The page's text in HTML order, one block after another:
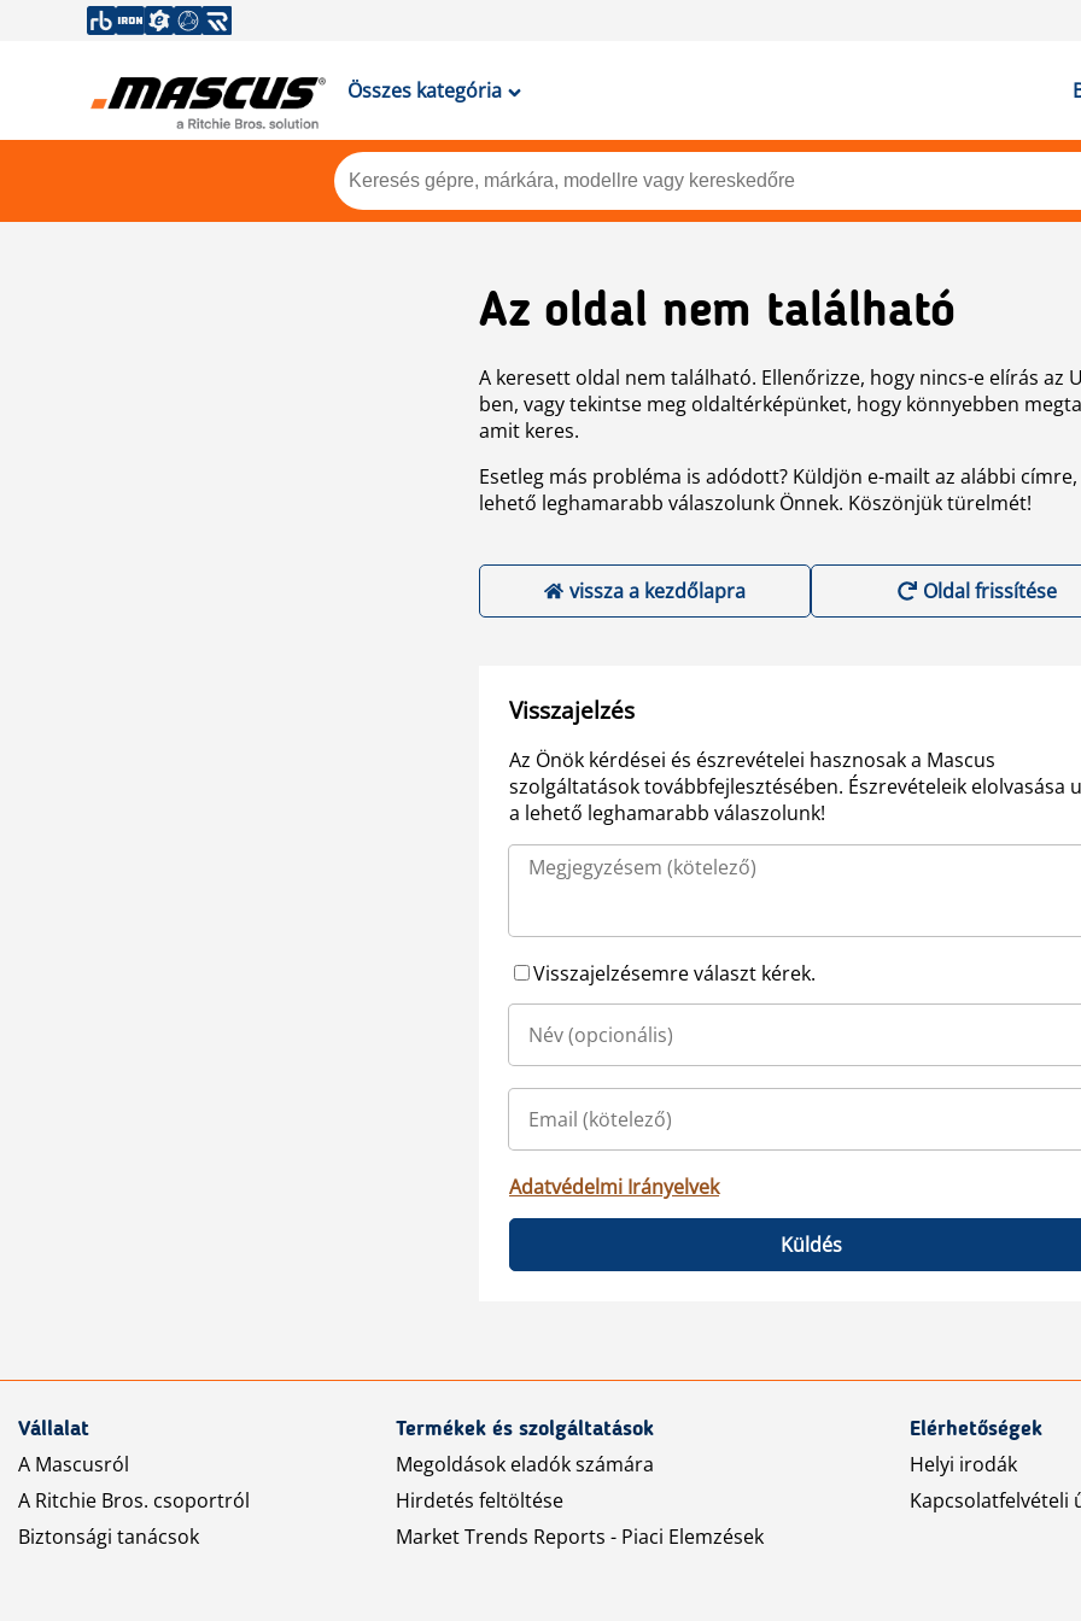
Összes kategória
Az oldal nem található
A keresett oldal nem található. Ellenőrizze, hogy nincs-e elírás az
ben, vagy tekintse meg oldaltérképünket, hogy könnyebben
amit keres.
Esetleg más probléma is adódott? Küldjön e-mailt az alábbi címre,
lehető leghamarabb válaszolunk Önnek. Köszönjük türelmét!
vissza a kezdőlapra Oldal frissítése
Visszajelzés
Az Önök kérdései és észrevételei hasznosak a Mascus
szolgáltatások továbbfejlesztésében. Észrevételeik elolvasása
a lehető leghamarabb válaszolunk!
Visszajelzésemre választ kérek.
Adatvédelmi Irányelvek
Küldés
Vállalat
A Mascusról
A Ritchie Bros. csoportról
Biztonsági tanácsok
Termékek és szolgáltatások
Megoldások eladók számára
Hirdetés feltöltése
Market Trends Reports - Piaci Elemzések
Elérhetőségek
Helyi irodák
Kapcsolatfelvételi